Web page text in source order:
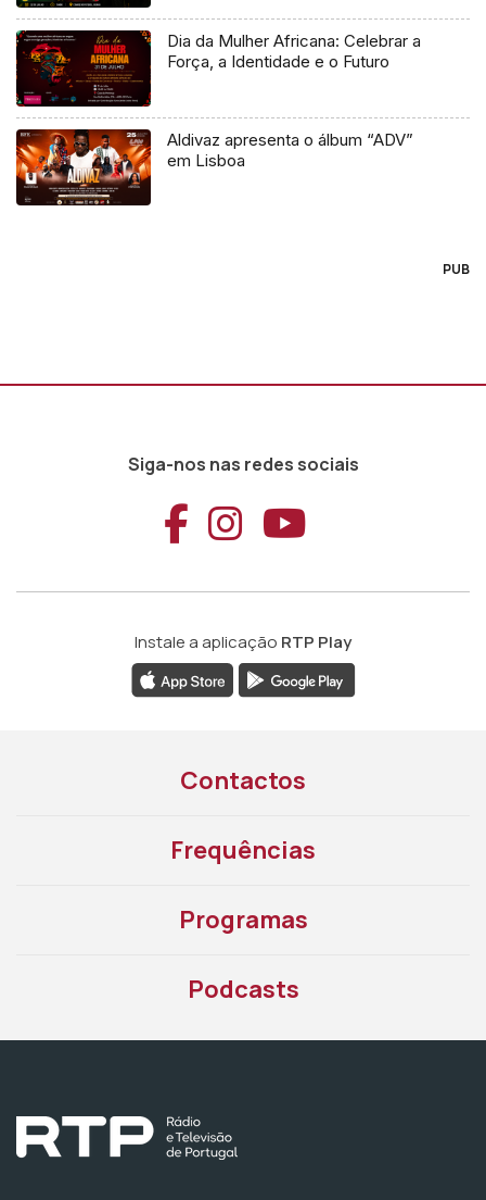
Dia da Mulher Africana: Celebrar a
Força, a Identidade e o Futuro
Aldivaz apresenta o álbum “ADV”
em Lisboa
PUB
Siga-nos nas redes sociais
Aceder ao
Aceder ao
Aceder
Instale a aplicação RTP Play
Contactos
Frequências
Programas
Podcasts